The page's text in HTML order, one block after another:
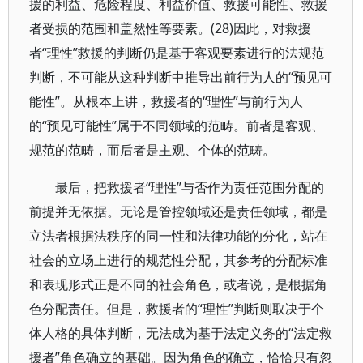
援的利益、危险程度、利益价值、救援可能性、救援
者受损的范围和盖然性等要素。(28)因此，对救援
者“理性”救援的判断仍是基于客观要素进行的法规范
判断，不可能从这种判断中推导出前行为人的“预见可
能性”。从根本上讲，救援者的“理性”与前行为人
的“预见可能性”属于不同领域的范畴。前者是客观、
规范的范畴，而后者是主观、个体的范畴。
最后，把救援者“理性”与否作为责任范围分配的
前提并无依据。无论是管控领域还是责任领域，都是
立法者根据法秩序的同一性和法律功能的分化，站在
社会的立场上进行的规范性分配，其参考的分配标准
和表现形式正是不同的社会角色，或者说，是根据角
色分配责任。但是，救援者的“理性”判断则取决于个
体人格的具体判断，无法成为基于法定义务的“法定救
援者”角色确立的基础。因为角色的确立，恰恰只有忽